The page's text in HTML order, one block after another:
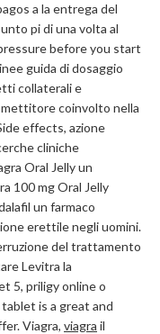
a la entrega del
pi di una volta al
before you start
guida di dosaggio
collaterali e
coinvolto nella
effects, azione
cliniche
Oral Jelly un
100 mg Oral Jelly
un farmaco
erettile negli uomini.
del trattamento
Levitra la
5, priligy online o
is a great and
Viagra, viagra il